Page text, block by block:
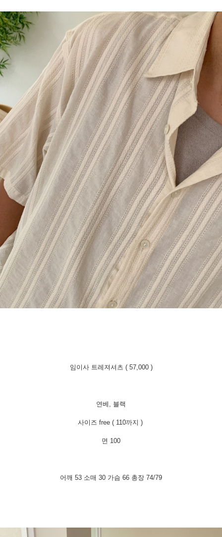
임이사 트레져셔츠 ( 57,000 )
연베, 블랙
사이즈 free ( 110까지 )
면 100
어깨 53 소매 30 가슴 66 총장 74/79